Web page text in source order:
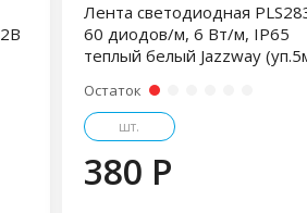
Лента светодиодная
60 диодов/м, 6 Вт/м, IP65
теплый белый Jazzway
Остаток
шт.
380 P